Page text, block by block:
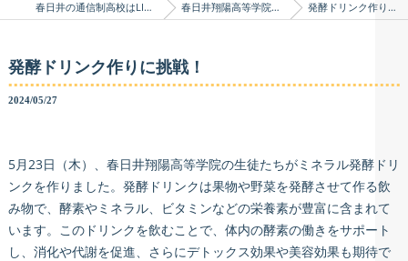
春日井の通信制高校はLIFEterrasse 春日井翔陽高等学院のブログ 発酵ドリンク作りに挑戦！
発酵ドリンク作りに挑戦！
2024/05/27
5月23日（木）、春日井翔陽高等学院の生徒たちがミネラル発酵ドリ
ンクを作りました。発酵ドリンクは果物や野菜を発酵させて作る飲
み物で、酵素やミネラル、ビタミンなどの栄養素が豊富に含まれて
います。このドリンクを飲むことで、体内の酵素の働きをサポート
し、消化や代謝を促進、さらにデトックス効果や美容効果も期待で